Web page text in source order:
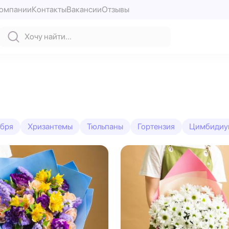
КонтактыВакансииОтзывы
Хризантемы Тюльпаны Гортензия